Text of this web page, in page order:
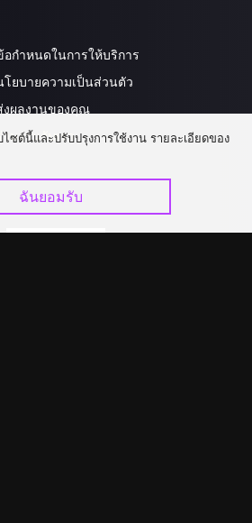
อกำหนดในการให้บริการ
โยบายความเป็นส่วนตัว
งผลงานของคุณ
วมงานกับเรา
ไซต์นี้และปรับปรุงการใช้งาน รายละเอียดของ
ฉันยอมรับ